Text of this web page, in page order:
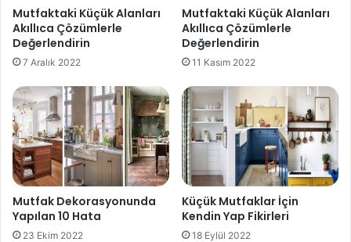
Mutfaktaki Küçük Alanları
Akıllıca Çözümlerle
Değerlendirin
7 Aralık 2022
Mutfaktaki Küçük Alanları
Akıllıca Çözümlerle
Değerlendirin
11 Kasım 2022
Mutfak Dekorasyonunda
Yapılan 10 Hata
23 Ekim 2022
Küçük Mutfaklar İçin
Kendin Yap Fikirleri
18 Eylül 2022